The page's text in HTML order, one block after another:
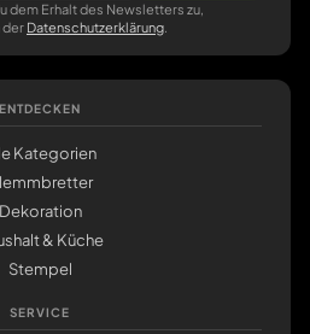
dem Erhalt des Newsletters zu,
der Datenschutzerklärung
ENTDECKEN
Kategorien
Dekoration
& Küche
Stempel
SERVICE